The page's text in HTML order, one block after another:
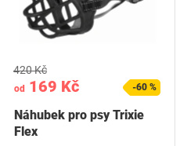
od 169 Kč
420 Kč
-60 %
Náhubek pro psy Trixie
Flex